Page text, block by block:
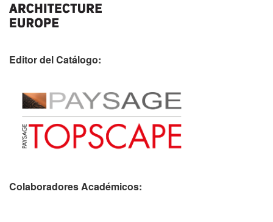
Editor del Catálogo:
Colaboradores Académicos: